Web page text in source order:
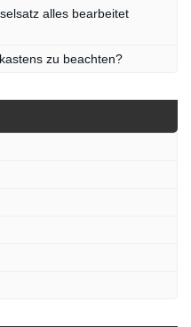
alles bearbeitet
zu beachten?